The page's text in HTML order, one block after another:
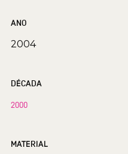
ANO
2004
DÉCADA
2000
MATERIAL